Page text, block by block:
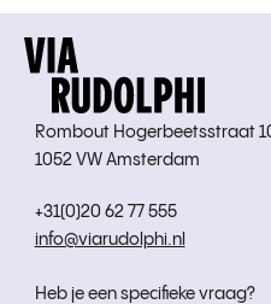
Rombout Hogerbeetsstraat
1052 VW Amsterdam
+31(0)20 62 77 555
info@viarudolphi.nl
Heb je een specifieke vraag?